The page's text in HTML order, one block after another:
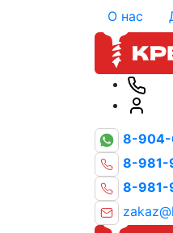
О нас
8-
8-981-
8-981-